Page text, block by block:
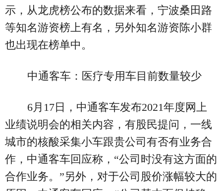
示，从龙虎榜公布的数据来看，宁波桑田路
等知名游资榜上有名，另外知名游资陈小群
也出现在榜单中。
中通客车：医疗专用车目前数量较少
6月17日，中通客车发布2021年度网上
业绩说明会的相关内容，有股民提问，一线
城市的核酸采集小车跟贵公司有否有业务合
作，中通客车回应称，“公司时没有这方面的
合作业务。”另外，对于公司股价涨幅较大的